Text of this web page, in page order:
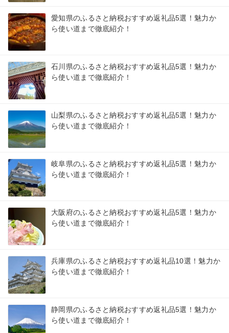
愛知県のふるさと納税おすすめ返礼品5選！魅力か
ら使い道まで徹底紹介！
石川県のふるさと納税おすすめ返礼品5選！魅力か
ら使い道まで徹底紹介！
山梨県のふるさと納税おすすめ返礼品5選！魅力か
ら使い道まで徹底紹介！
岐阜県のふるさと納税おすすめ返礼品5選！魅力か
ら使い道まで徹底紹介！
大阪府のふるさと納税おすすめ返礼品5選！魅力か
ら使い道まで徹底紹介！
兵庫県のふるさと納税おすすめ返礼品10選！魅力か
ら使い道まで徹底紹介！
静岡県のふるさと納税おすすめ返礼品5選！魅力か
ら使い道まで徹底紹介！